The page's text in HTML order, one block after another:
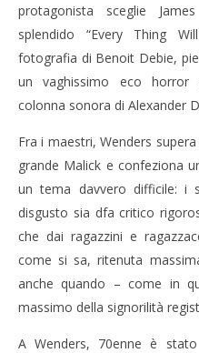
protagonista sceglie
splendido “Every Thing
fotografia di Benoit Debie,
un vaghissimo eco horror
colonna sonora di Alexander
Fra i maestri, Wenders
grande Malick e confeziona
un tema davvero difficile: i
disgusto sia dfa critico
che dai ragazzini e
come si sa, ritenuta
anche quando – come in
massimo della signorilità
A Wenders, 70enne è stato